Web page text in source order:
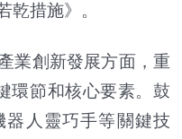
乾措施》。
創新發展方面，重
環節和核心要素。鼓
人靈巧手等關鍵技